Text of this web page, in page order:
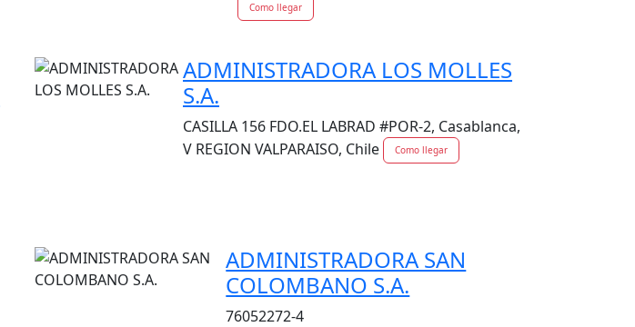
Como llegar
ADMINISTRADORA LOS MOLLES
S.A.
CASILLA 156 FDO.EL LABRAD #POR-2, Casablanca,
V REGION VALPARAISO, Chile
Como llegar
ADMINISTRADORA SAN
COLOMBANO S.A.
76052272-4